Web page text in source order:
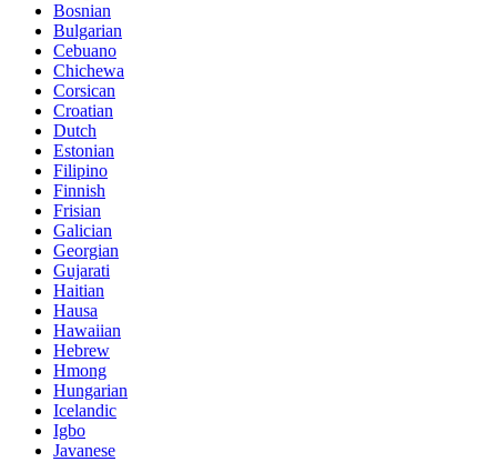
Bosnian
Bulgarian
Cebuano
Chichewa
Corsican
Croatian
Dutch
Estonian
Filipino
Finnish
Frisian
Galician
Georgian
Gujarati
Haitian
Hausa
Hawaiian
Hebrew
Hmong
Hungarian
Icelandic
Igbo
Javanese